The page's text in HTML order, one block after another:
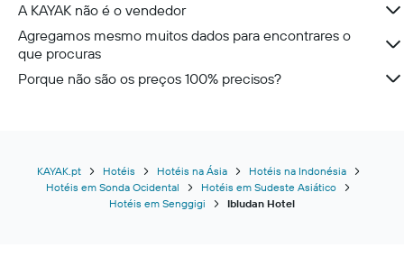
A KAYAK não é o vendedor
Agregamos mesmo muitos dados para encontrares o
que procuras
Porque não são os preços 100% precisos?
KAYAK.pt Hotéis Hotéis na Ásia
Hotéis na Indonésia
Hotéis em Sonda Ocidental
Hotéis em Sudeste Asiático
Hotéis em Senggigi
Ibludan Hotel